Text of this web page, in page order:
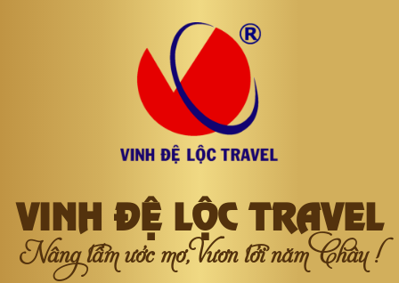
VINH ĐỆ LỘC TRAVEL
Nâng tầm ước mơ, Vươn tới năm Châu !